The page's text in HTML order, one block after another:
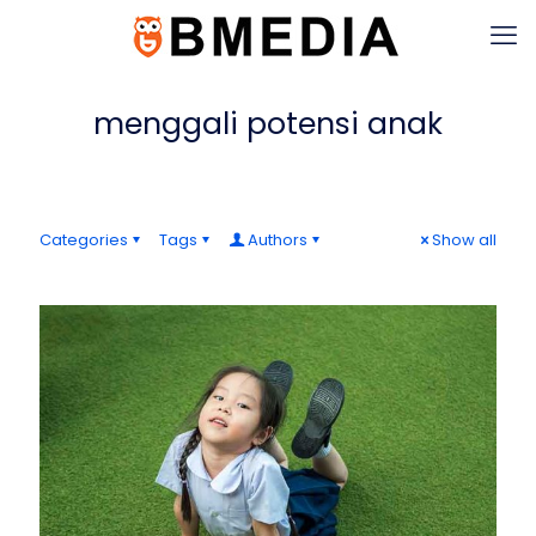
menggali potensi anak
Categories Tags Authors Show all